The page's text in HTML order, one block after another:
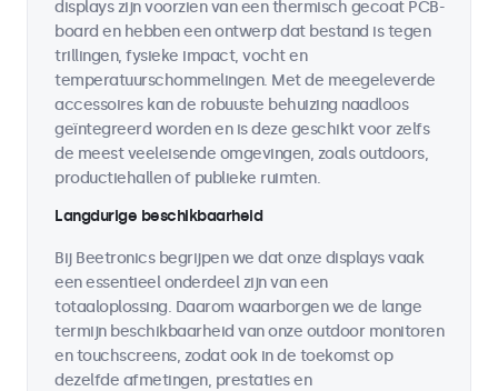
displays zijn voorzien van een thermisch gecoat PCB-
board en hebben een ontwerp dat bestand is tegen
trillingen, fysieke impact, vocht en
temperatuurschommelingen. Met de meegeleverde
accessoires kan de robuuste behuizing naadloos
geïntegreerd worden en is deze geschikt voor zelfs
de meest veeleisende omgevingen, zoals outdoors,
productiehallen of publieke ruimten.
Langdurige beschikbaarheid
Bij Beetronics begrijpen we dat onze displays vaak
een essentieel onderdeel zijn van een
totaaloplossing. Daarom waarborgen we de lange
termijn beschikbaarheid van onze outdoor monitoren
en touchscreens, zodat ook in de toekomst op
dezelfde afmetingen, prestaties en